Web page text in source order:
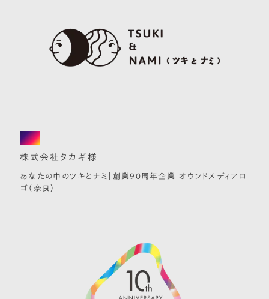
logo
株式会社タカギ様
あなたの中のツキとナミ｜創業90周年企業 オウンドメディアロ
ゴ（奈良）